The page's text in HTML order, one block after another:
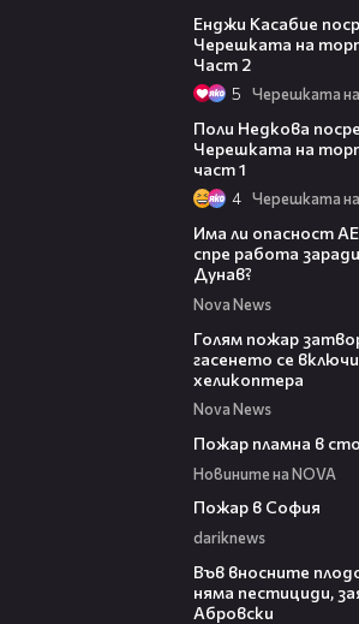
Енджи Касабие
Черешката на
Част 2
5
Поли Недкова
Черешката на
част 1
4
Има ли опасност
спре работа
Дунав?
Nova News
Голям пожар
гасенето се
хеликоптера
Nova News
Пожар пламна в
Новините на NOVA
Пожар в София
dariknews
Във вносните
няма пестициди,
Абровски